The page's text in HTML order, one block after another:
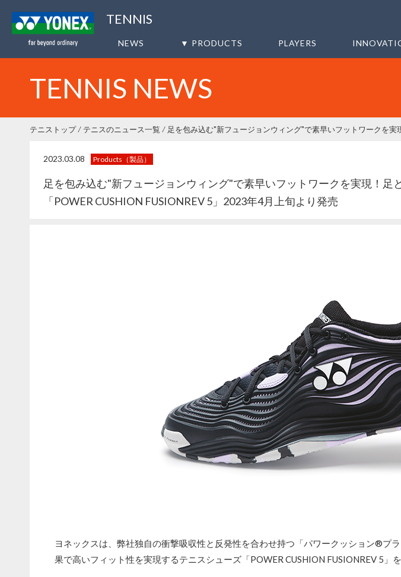
TENNIS
NEWS ▼ PRODUCTS PLAYERS
TENNIS NEWS
テニストップ テニスのニュース一覧
2023.03.08 Products（製品）
足を包み込む"新フュージョンウィング"で素早いフットワークを実現！足
「POWER CUSHION FUSIONREV 5」2023年4月上旬より発売
ヨネックスは、弊社独自の衝撃吸収性と反発性を合わせ持つ「パワークッション®プ
果で高いフィット性を実現するテニスシューズ「POWER CUSHION FUSIONREV 5」